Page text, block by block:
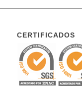
CERTIFICADOS